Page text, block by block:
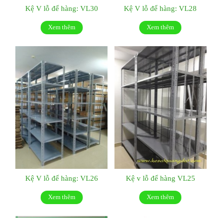
Kệ V lỗ để hàng: VL30
Xem thêm
Kệ V lỗ để hàng: VL28
Xem thêm
Kệ V lỗ để hàng: VL26
Xem thêm
Kệ v lỗ để hàng VL25
Xem thêm